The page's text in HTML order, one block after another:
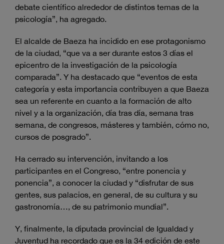
debate científico alrededor de distintos temas de la
psicología”, ha agregado.
El alcalde de Baeza ha incidido en ese protagonismo
de la ciudad, “que va a ser durante estos 3 días el
epicentro de la investigación de la psicología
comparada”. Y ha destacado que “eventos de esta
categoría y esta importancia contribuyen a que Baeza
sea un referente en cuanto a la formación de alto
nivel y a la organización, día tras día, semana tras
semana, de congresos, másteres y también, cómo no,
cursos de posgrado”.
Ha cerrado su intervención, invitando a los
participantes en el Congreso, “entre ponencia y
ponencia”, a conocer la ciudad y “disfrutar de sus
gentes, sus palacios, en general, de su cultura y su
gastronomía…, de su patrimonio mundial”.
Y, finalmente, la diputada provincial de Igualdad y
Juventud ha recordado que es la 34 edición de este